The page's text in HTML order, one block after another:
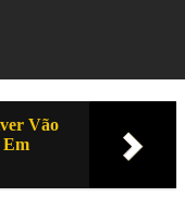
Vão
Em